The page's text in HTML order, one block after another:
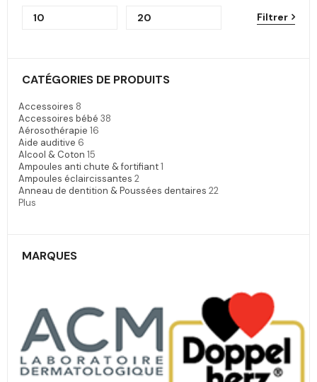
Filtrer
CATÉGORIES DE PRODUITS
Accessoires 8
Accessoires bébé 38
Aérosothérapie 16
Aide auditive 6
Alcool & Coton 15
Ampoules anti chute & fortifiant1
Ampoules éclaircissantes 2
Anneau de dentition & Poussées dentaires 22
Plus
MARQUES